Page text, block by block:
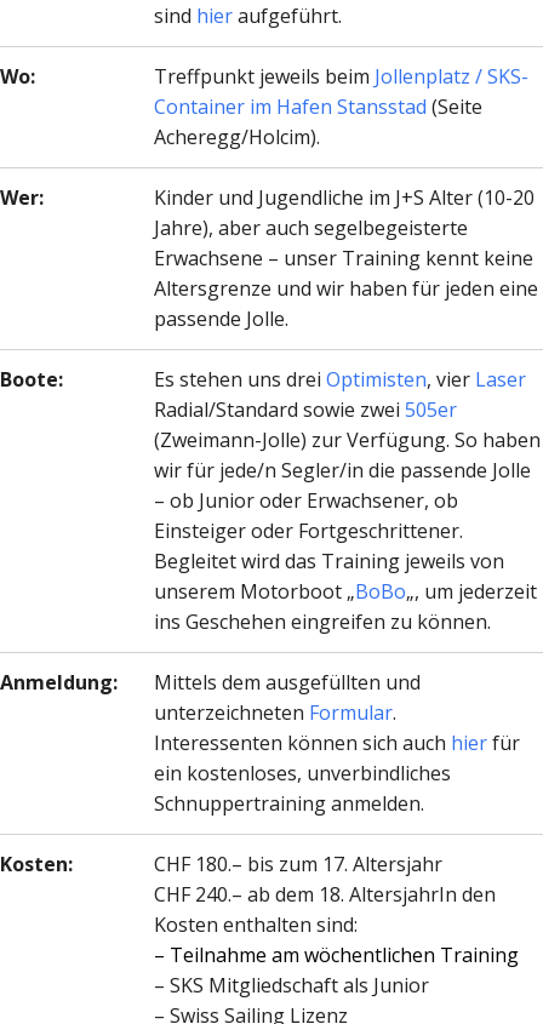
sind hieraufgeführt.
Wo: Treffpunkt jeweils beim Jollenplatz / SKS-
Container im Hafen Stansstad (Seite
Acheregg/Holcim).
Wer:
Kinder und Jugendliche im J+S Alter (10-20
Jahre), aber auch segelbegeisterte
Erwachsene – unser Training kennt keine
Altersgrenze und wir haben für jeden eine
passende Jolle.
Boote: Es stehen uns drei Optimisten, vier Laser
Radial/Standard sowie zwei 505er
(Zweimann-Jolle) zur Verfügung. So haben
wir für jede/n Segler/in die passende Jolle
– ob Junior oder Erwachsener, ob
Einsteiger oder Fortgeschrittener.
Begleitet wird das Training jeweils von
unserem Motorboot „BoBo„, um jederzeit
ins Geschehen eingreifen zu können.
Anmeldung:
Mittels dem ausgefüllten und
unterzeichneten Formular.
Interessenten können sich auch hierfür
ein kostenloses, unverbindliches
Schnuppertraining anmelden.
Kosten:
CHF 180.– bis zum 17. Altersjahr
CHF 240.– ab dem 18. AltersjahrIn den
Kosten enthalten sind:
– Teilnahme am wöchentlichen Training
– SKS Mitgliedschaft als Junior
– Swiss Sailing Lizenz